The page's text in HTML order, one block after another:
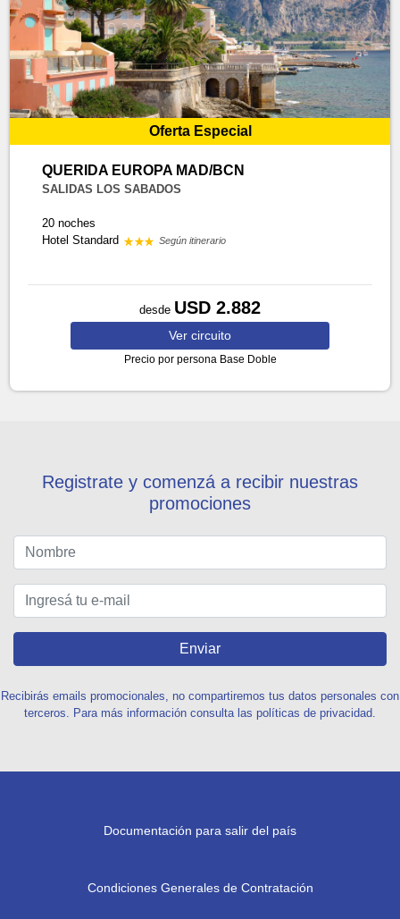
Oferta Especial
QUERIDA EUROPA MAD/BCN
SALIDAS LOS SABADOS
20 noches
Hotel Standard
Según itinerario
desde USD 2.882
Ver circuito
Precio por persona Base Doble
Registrate y comenzá a recibir nuestras
promociones
Enviar
Recibirás emails promocionales, no compartiremos tus datos personales con
terceros. Para más información consulta las políticas de privacidad.
Documentación para salir del país
Condiciones Generales de Contratación